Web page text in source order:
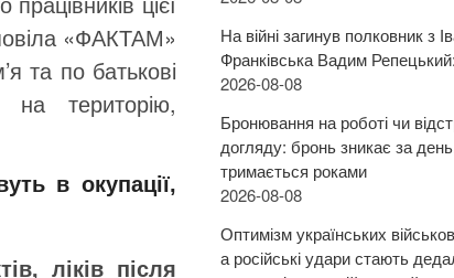
«ФАКТАМ»
та по батькові
територію,
в окупації,
ліків після
На війні загинув полковник з
Франківська Вадим
2026-08-08
Бронювання на роботі чи
догляду: бронь зникає за
тримається роками
2026-08-08
Оптимізм українських
а російські удари стають